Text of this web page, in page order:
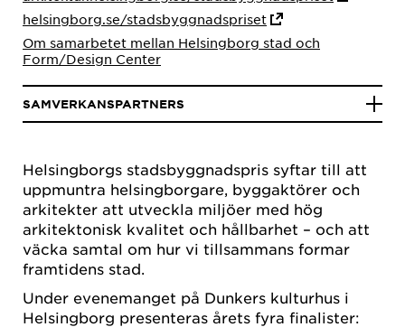
Helsingborgs stadsbyggnadspris syftar till att
uppmuntra helsingborgare, byggaktörer och
arkitekter att utveckla miljöer med hög
arkitektonisk kvalitet och hållbarhet – och att
väcka samtal om hur vi tillsammans formar
framtidens stad.
Under evenemanget på Dunkers kulturhus i
Helsingborg presenteras årets fyra finalister:
helsingborg.se/stadsbyggnadspriset
Om samarbetet mellan Helsingborg stad och
Form/Design Center
SAMVERKANSPARTNERS